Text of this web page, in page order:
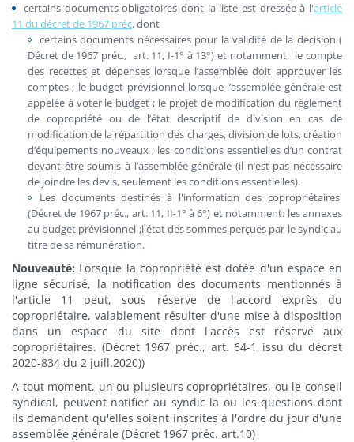
certains documents obligatoires dont la liste est dressée à l'article
11 du décret de 1967 préc. dont
certains documents nécessaires pour la validité de la décision (
Décret de 1967 préc., art. 11, I-1° à 13°) et notamment, le compte
des recettes et dépenses lorsque l’assemblée doit approuver les
comptes ; le budget prévisionnel lorsque l’assemblée générale est
appelée à voter le budget ; le projet de modification du règlement
de copropriété ou de l’état descriptif de division en cas de
modification de la répartition des charges, division de lots, création
d’équipements nouveaux ; les conditions essentielles d’un contrat
devant être soumis à l’assemblée générale (il n’est pas nécessaire
de joindre les devis, seulement les conditions essentielles).
Les documents destinés à l'information des copropriétaires
(Décret de 1967 préc., art. 11, II-1° à 6°) et notamment: les annexes
au budget prévisionnel ;l'état des sommes perçues par le syndic au
titre de sa rémunération.
Nouveauté: Lorsque la copropriété est dotée d'un espace en
ligne sécurisé, la notification des documents mentionnés à
l'article 11 peut, sous réserve de l'accord exprès du
copropriétaire, valablement résulter d'une mise à disposition
dans un espace du site dont l'accès est réservé aux
copropriétaires. (Décret 1967 préc., art. 64-1 issu du décret
2020-834 du 2 juill.2020))
A tout moment, un ou plusieurs copropriétaires, ou le conseil
syndical, peuvent notifier au syndic la ou les questions dont
ils demandent qu'elles soient inscrites à l'ordre du jour d'une
assemblée générale (Décret 1967 préc. art.10)